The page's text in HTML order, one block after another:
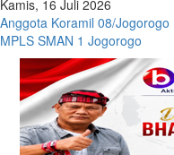
Kamis, 16 Juli 2026
Anggota Koramil 08/
MPLS SMAN 1 Jogorogo